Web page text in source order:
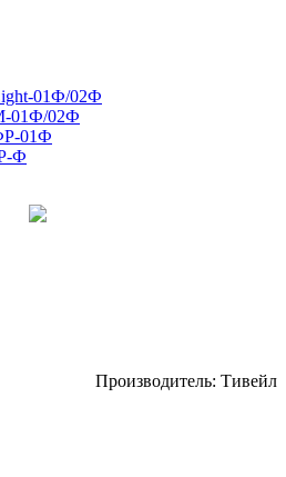
01Ф/02Ф
01Ф/02Ф
01Ф
Ф
Производитель: Тивейл